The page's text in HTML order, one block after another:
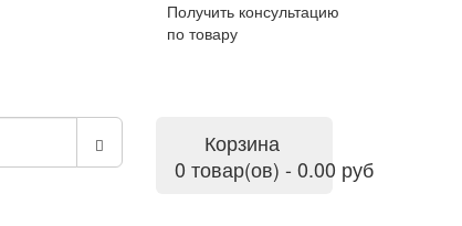
Получить консультацию
по товару
Корзина
0 товар(ов) - 0.00 руб